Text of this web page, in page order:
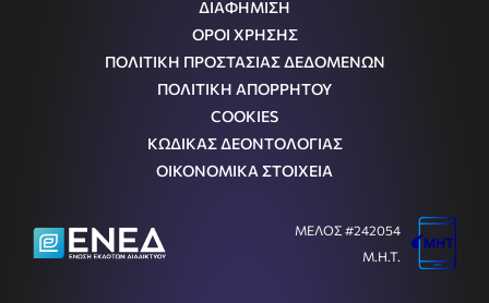
ΔΙΑΦΗΜΙΣΗ
ΟΡΟΙ ΧΡΗΣΗΣ
ΠΟΛΙΤΙΚΗ ΠΡΟΣΤΑΣΙΑΣ ΔΕΔΟΜΕΝΩΝ
ΠΟΛΙΤΙΚΗ ΑΠΟΡΡΗΤΟΥ
COOKIES
ΚΩΔΙΚΑΣ ΔΕΟΝΤΟΛΟΓΙΑΣ
ΟΙΚΟΝΟΜΙΚΑ ΣΤΟΙΧΕΙΑ
ΜΕΛΟΣ #242054
Μ.Η.Τ.